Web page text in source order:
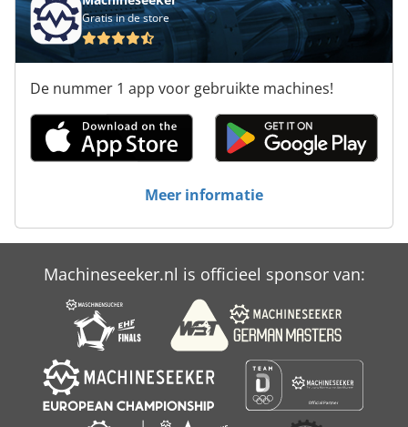
Husqvarna K 760
Husqvarna K 970
Hydraulische Guillotine
Hydraulische Splitter
Machine Breien
Snijden-Off Machine
Gratis in de store
De nummer 1 app voor gebruikte machines!
Meer informatie
Machineseeker.nl is officieel sponsor van: